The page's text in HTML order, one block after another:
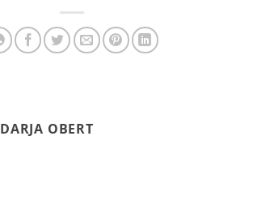
DARJA OBERT